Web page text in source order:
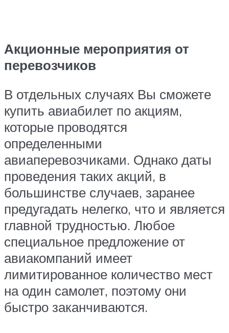
Акционные мероприятия от
перевозчиков
В отдельных случаях Вы сможете
купить авиабилет по акциям,
которые проводятся
определенными
авиаперевозчиками. Однако даты
проведения таких акций, в
большинстве случаев, заранее
предугадать нелегко, что и является
главной трудностью. Любое
специальное предложение от
авиакомпаний имеет
лимитированное количество мест
на один самолет, поэтому они
быстро заканчиваются.